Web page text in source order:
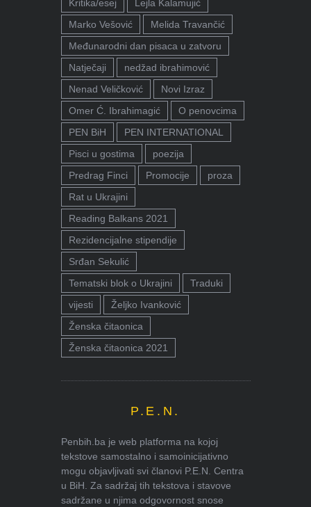
Kritika/esej
Lejla Kalamujić
Marko Vešović
Melida Travančić
Međunarodni dan pisaca u zatvoru
Natječaji
nedžad ibrahimović
Nenad Veličković
Novi Izraz
Omer Ć. Ibrahimagić
O penovcima
PEN BiH
PEN INTERNATIONAL
Pisci u gostima
poezija
Predrag Finci
Promocije
proza
Rat u Ukrajini
Reading Balkans 2021
Rezidencijalne stipendije
Srđan Sekulić
Tematski blok o Ukrajini
Traduki
vijesti
Željko Ivanković
Ženska čitaonica
Ženska čitaonica 2021
P.E.N.
Penbih.ba je web platforma na kojoj
tekstove samostalno i samoinicijativno
mogu objavljivati svi članovi P.E.N. Centra
u BiH. Za sadržaj tih tekstova i stavove
sadržane u njima odgovornost snose